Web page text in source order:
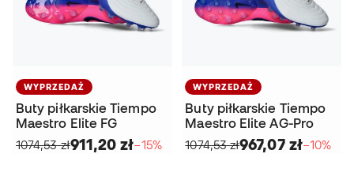
WYPRZEDAŻ
Buty piłkarskie Tiempo
Maestro Elite FG
1074,53 zł911,20 zł−15%
WYPRZEDAŻ
Buty piłkarskie Tiempo
Maestro Elite AG-Pro
1074,53 zł967,07 zł−10%